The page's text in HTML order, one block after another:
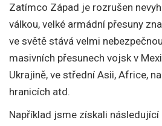
Zatímco Západ je rozrušen
válkou, velké armádní přesuny
ve světě stává velmi
masivních přesunech vojsk v
Ukrajině, ve střední Asii, Africe,
hranicích atd.
Například jsme získali